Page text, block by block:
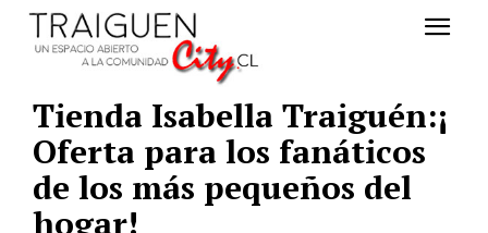
Tienda Isabella Traiguén:¡
Oferta para los fanáticos
de los más pequeños del
hogar!